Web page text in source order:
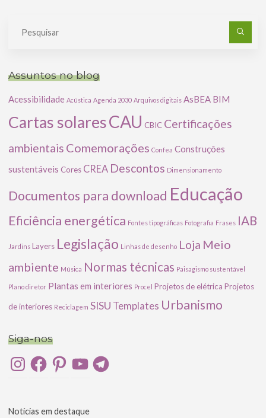
Assuntos no blog
Acessibilidade Acústica Agenda 2030 Arquivos digitais AsBEA BIM
Cartas solaresCAU CBIC Certificações
ambientais Comemorações Confea Construções
sustentáveis Cores CREA Descontos Dimensionamento
Documentos para download Educação
Eficiência energética Fontes tipográficas Fotografia Frases IAB
Jardins Layers Legislação Linhas de desenho Loja Meio
ambiente Música Normas técnicas Paisagismo sustentável
Plano diretor Plantas em interiores Procel Projetos de elétrica Projetos
de interiores Reciclagem SISU Templates Urbanismo
Siga-nos
InstagramFacebookPinterestYouTubeTelegram
Notícias em destaque